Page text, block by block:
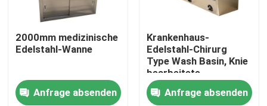
Haus
Produkte
2000mm medizinische
Edelstahl-Wanne
Anfrage absenden
Krankenhaus-
Edelstahl-Chirurg
Type Wash Basin, Knie
bearbeitete
Handwäsche-Wanne
Anfrage absenden